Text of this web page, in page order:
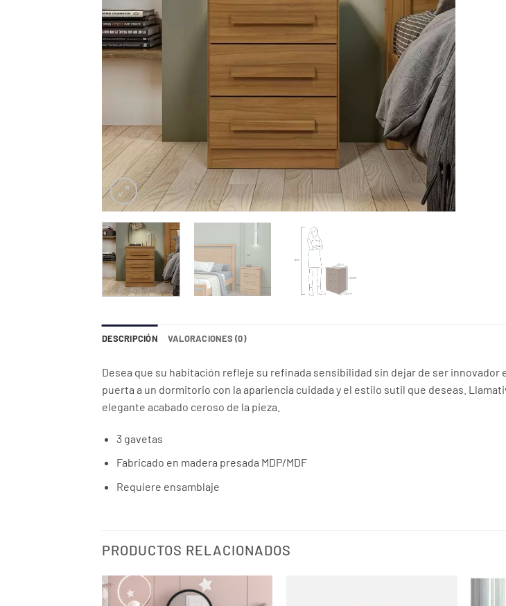
DESCRIPCIÓN VALORACIONES (0)
Desea que su habitación refleje su refinada sensibilidad sin dejar de ser innovador
puerta a un dormitorio con la apariencia cuidada y el estilo sutil que deseas.
elegante acabado ceroso de la pieza.
3 gavetas
Fabricado en madera presada MDP/MDF
Requiere ensamblaje
PRODUCTOS RELACIONADOS